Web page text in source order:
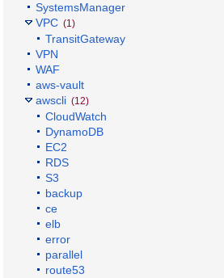
SystemsManager
VPC (1)
TransitGateway
VPN
WAF
aws-vault
awscli (12)
CloudWatch
DynamoDB
EC2
RDS
S3
backup
ce
elb
error
parallel
route53